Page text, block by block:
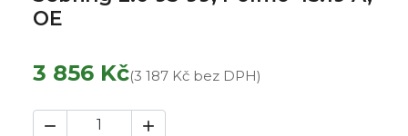
OE
3 856 Kč(3 187 Kč bez DPH)
 